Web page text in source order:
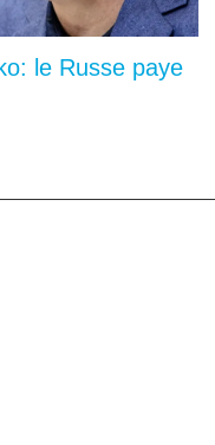
le Russe paye